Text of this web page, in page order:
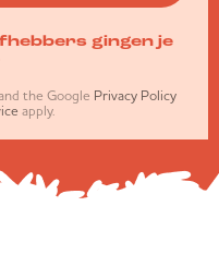
gingen je
the Google Privacy Policy
apply.